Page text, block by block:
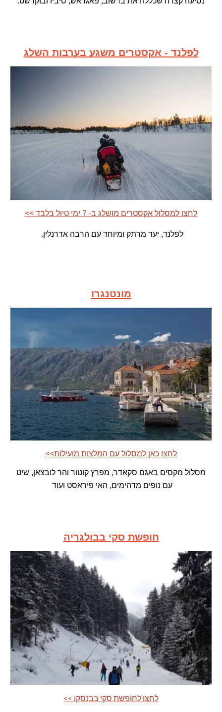
לפלנד - אקסטרים משגע בערבות השלג
<< לחצו למסלול אקסטרים מושלג ב- 7 ימי טיול בלבד
לפלנד, יעד מרתק ומיוחד עם הרבה אדרנלין.
מונטנגרו
<<לחצו כאן למסלול עם המלצות מועילות
מסלול מקסים באגם סקאדר, מפרץ קוטור והר לובצאן, שיט
עם נופים מדהימים, האי פיראסט ועוד
חופשת סקי בבולגריה
<< לחצו לחופשת סקי בבנסקו